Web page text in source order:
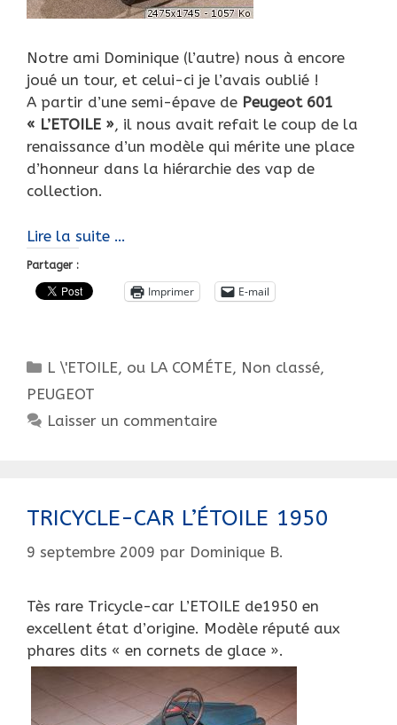
Notre ami Dominique (l’autre) nous à encore
joué un tour, et celui-ci je l’avais oublié !
A partir d’une semi-épave de Peugeot 601
« L’ETOILE », il nous avait refait le coup de la
renaissance d’un modèle qui mérite une place
d’honneur dans la hiérarchie des vap de
collection.
Lire la suite …
SORCELLERIE
?
Partager :
Imprimer E-mail
Catégories
L \'ETOILE, ou LA COMÉTE, Non classé,
PEUGEOT
Laisser un commentaire
TRICYCLE-CAR L’ÉTOILE 1950
9 septembre 2009 par Dominique B.
Tès rare Tricycle-car L’ETOILE de1950 en
excellent état d’origine. Modèle réputé aux
phares dits « en cornets de glace ».